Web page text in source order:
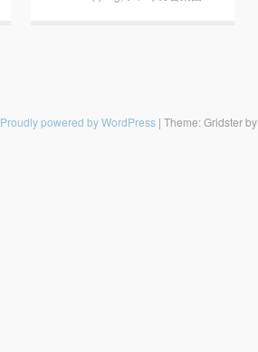
Proudly powered by WordPress | Theme: Gridster by